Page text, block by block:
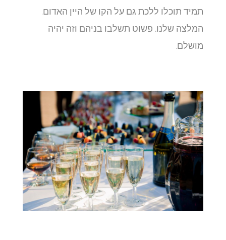
תמיד תוכלו ללכת גם על הקו של היין האדום.
המלצה שלנו, פשוט תשלבו בניהם וזה יהיה
מושלם.